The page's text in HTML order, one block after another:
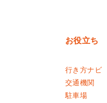
お役立ち
行き方ナビ
交通機関
駐車場